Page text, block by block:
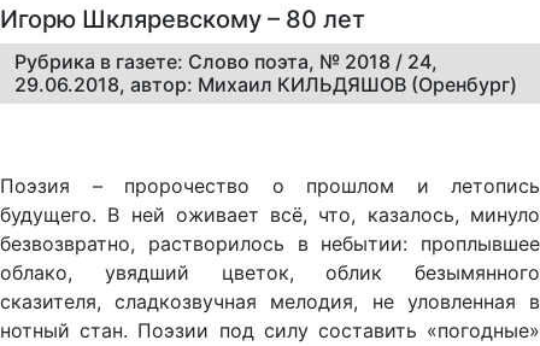
Игорю Шкляревскому – 80 лет
Рубрика в газете: Слово поэта, № 2018 / 24,
29.06.2018, автор: Михаил КИЛЬДЯШОВ (Оренбург)
Поэзия – пророчество о прошлом и летопись
будущего. В ней оживает всё, что, казалось, минуло
безвозвратно, растворилось в небытии: проплывшее
облако, увядший цветок, облик безымянного
сказителя, сладкозвучная мелодия, не уловленная в
нотный стан. Поэзии под силу составить «погодные»